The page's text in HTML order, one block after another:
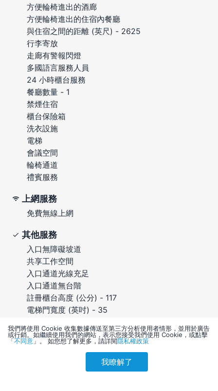
刷卡優惠 會員訂購
方便輪椅進出的酒廊
方便輪椅進出的住宿內餐廳
與住宿之間的距離 (英尺) - 2625
行李寄放
走廊有警報閃燈
多國語言服務人員
24 小時櫃台服務
餐廳數量 - 1
禁煙住宿
櫃台保險箱
洗衣設施
電梯
會議空間
輪椅通道
禮賓服務
上網服務
免費無線上網
其他服務
入口無障礙坡道
共享工作空間
入口通道光線充足
入口通道無台階
註冊櫃台高度 (公分) - 117
電梯門寬度 (英吋) - 35
電梯門寬度 (公分) - 90
不提供無障礙接駁車
我們將使用 Cookie 收集數據傳送至第三方分析使用者情形，並用於廣告
或行銷。如繼續使用我們的網站，表示您接受我們使用 Cookie，或點擊
「不同意 」。 如您想了解更多，請詳閱隱私權政策
我瞭解了